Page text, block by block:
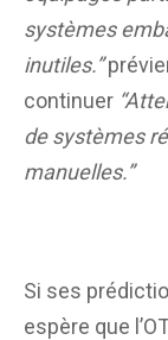
systèmes
inutiles.”
continuer
de systèmes
manuelles.”
Si ses
espère que